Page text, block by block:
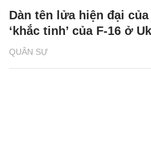
QUÂN SỰ
Dàn tên lửa hiện đại
‘khắc tinh’ của F-16 ở